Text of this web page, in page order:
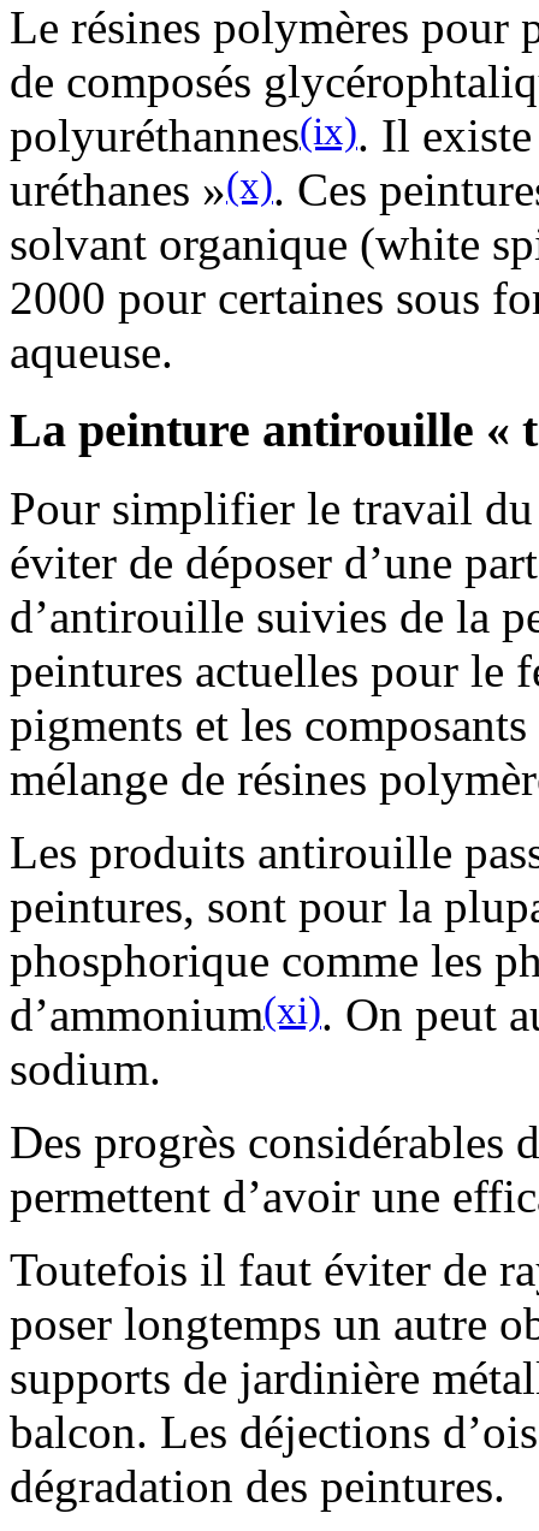
Le résines polymères pour
de composés
polyuréthannes(ix). Il
uréthanes »(x). Ces
solvant organique (white
2000 pour certaines sous
aqueuse.
La peinture antirouille «
Pour simplifier le travail
éviter de déposer d’une
d’antirouille suivies de la
peintures actuelles pour le
pigments et les
mélange de résines
Les produits antirouille
peintures, sont pour la
phosphorique comme les
d’ammonium(xi). On peut
sodium.
Des progrès considérables
permettent d’avoir une
Toutefois il faut éviter de
poser longtemps un autre
supports de jardinière
balcon. Les déjections
dégradation des peintures.